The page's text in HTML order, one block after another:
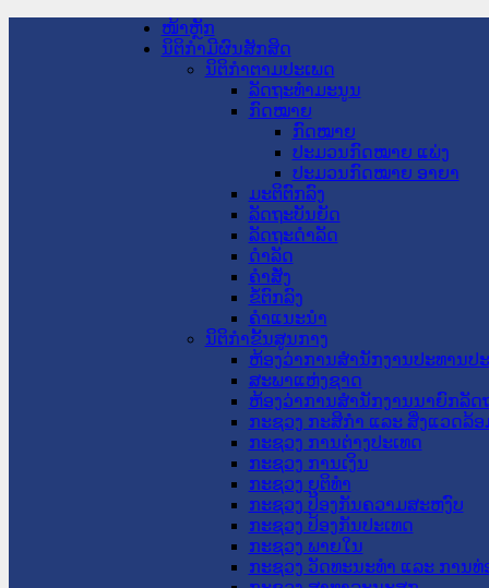
ໜ້າຫຼັກ
ນິຕິກໍາມີຜົນສັກສິດ
ນິຕິກໍາຕາມປະເພດ
ລັດຖະທໍາມະນູນ
ກົດໝາຍ
ກົດໝາຍ
ປະມວນກົດໝາຍ ແພ່ງ
ປະມວນກົດໝາຍ ອາຍາ
ມະຕິຕົກລົງ
ລັດຖະບັນຍັດ
ລັດຖະດໍາລັດ
ດໍາລັດ
ຄໍາສັ່ງ
ຂໍ້ຕົກລົງ
ຄໍາແນະນໍາ
ນິຕິກໍາຂັ້ນສູນກາງ
ຫ້ອງວ່າການສໍານັກງານປະທານປ
ສະພາແຫ່ງຊາດ
ຫ້ອງວ່າການສຳນັກງານນາຍົກລັດ
ກະຊວງ ກະສິກຳ ແລະ ສິ່ງແວດລ້ອ
ກະຊວງ ການຕ່າງປະເທດ
ກະຊວງ ການເງິນ
ກະຊວງ ຍຸຕິທໍາ
ກະຊວງ ປ້ອງກັນຄວາມສະຫງົບ
ກະຊວງ ປ້ອງກັນປະເທດ
ກະຊວງ ພາຍໃນ
ກະຊວງ ວັດທະນະທຳ ແລະ ການທ່